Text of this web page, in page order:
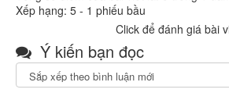
Xếp hạng: 5 - 1 phiếu bầu
Click để đánh giá bài
Ý kiến bạn đọc